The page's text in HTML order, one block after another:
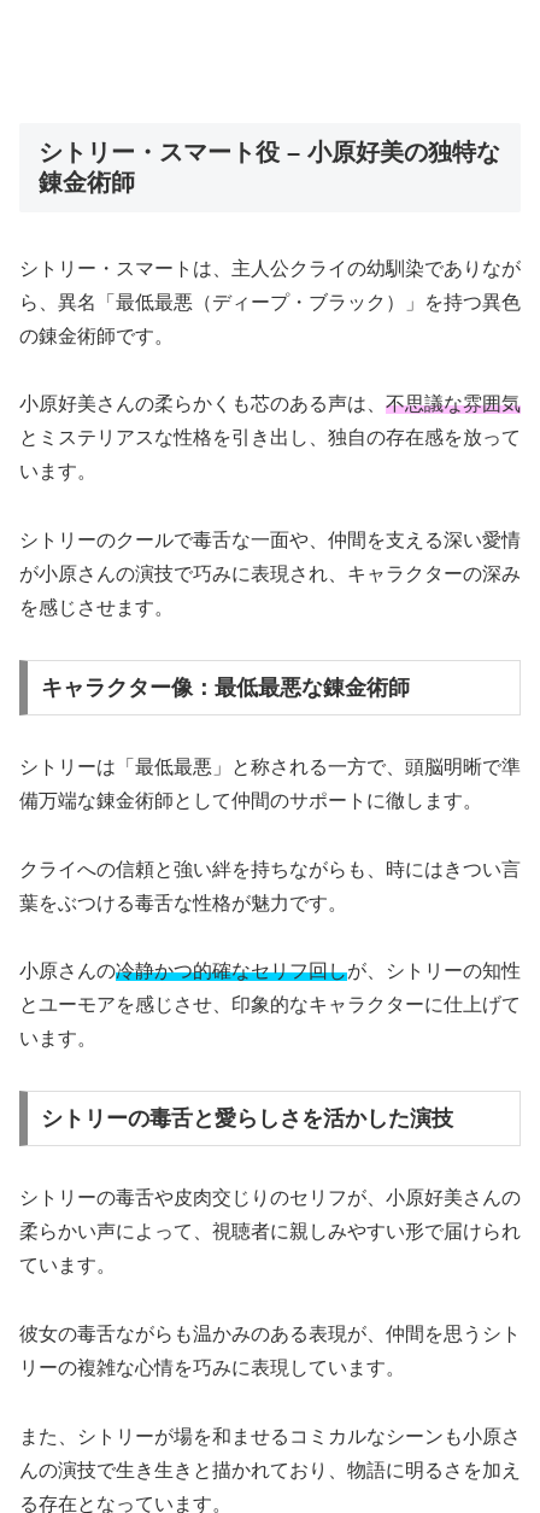
シトリー・スマート役 – 小原好美の独特な
錬金術師
シトリー・スマートは、主人公クライの幼馴染でありなが
ら、異名「最低最悪（ディープ・ブラック）」を持つ異色
の錬金術師です。
小原好美さんの柔らかくも芯のある声は、 不思議な雰囲気
とミステリアスな性格を引き出し、独自の存在感を放って
います。
シトリーのクールで毒舌な一面や、仲間を支える深い愛情
が小原さんの演技で巧みに表現され、キャラクターの深み
を感じさせます。
キャラクター像：最低最悪な錬金術師
シトリーは「最低最悪」と称される一方で、頭脳明晰で準
備万端な錬金術師として仲間のサポートに徹します。
クライへの信頼と強い絆を持ちながらも、時にはきつい言
葉をぶつける毒舌な性格が魅力です。
小原さんの冷静かつ的確なセリフ回しが、シトリーの知性
とユーモアを感じさせ、印象的なキャラクターに仕上げて
います。
シトリーの毒舌と愛らしさを活かした演技
シトリーの毒舌や皮肉交じりのセリフが、小原好美さんの
柔らかい声によって、視聴者に親しみやすい形で届けられ
ています。
彼女の毒舌ながらも温かみのある表現が、仲間を思うシト
リーの複雑な心情を巧みに表現しています。
また、シトリーが場を和ませるコミカルなシーンも小原さ
んの演技で生き生きと描かれており、物語に明るさを加え
る存在となっています。